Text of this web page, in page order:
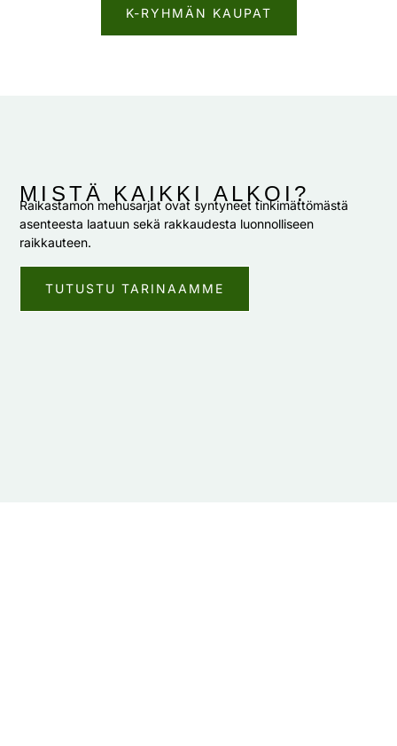
K-RYHMÄN KAUPAT
MISTÄ KAIKKI ALKOI?
Raikastamon mehusarjat ovat syntyneet tinkimättömästä
asenteesta laatuun sekä rakkaudesta luonnolliseen
raikkauteen.
TUTUSTU TARINAAMME